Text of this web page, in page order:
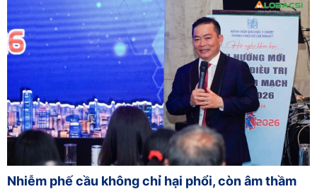
Nhiễm phế cầu không chỉ hại phổi, còn âm thầm